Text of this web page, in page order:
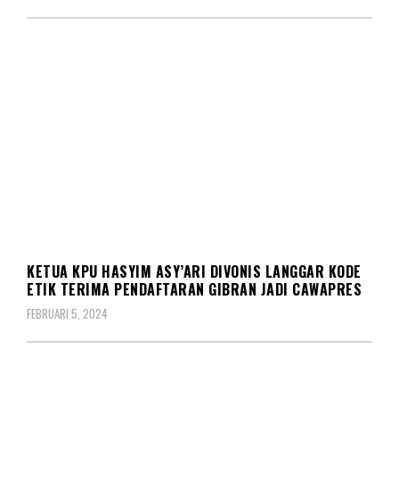
KETUA KPU HASYIM ASY’ARI DIVONIS LANGGAR KODE
ETIK TERIMA PENDAFTARAN GIBRAN JADI CAWAPRES
FEBRUARI 5, 2024